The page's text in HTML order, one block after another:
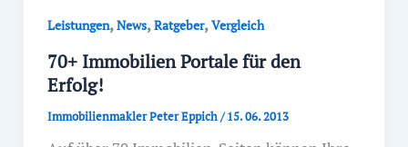
Leistungen,News,Ratgeber,Vergleich
70+ Immobilien Portale für den
Erfolg!
Immobilienmakler Peter Eppich/15. 06. 2013